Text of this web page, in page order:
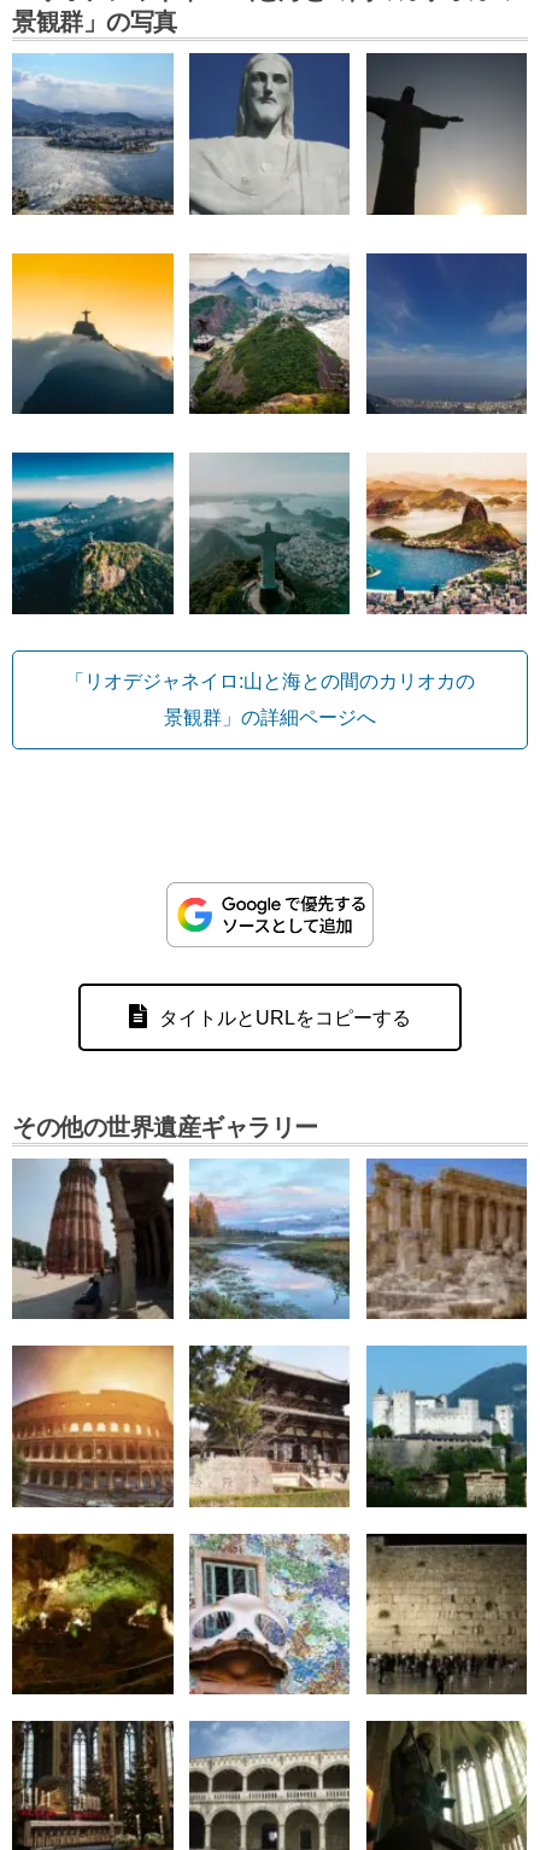
景観群」の写真
「リオデジャネイロ:山と海との間のカリオカの
景観群」の詳細ページへ
タイトルとURLをコピーする
その他の世界遺産ギャラリー